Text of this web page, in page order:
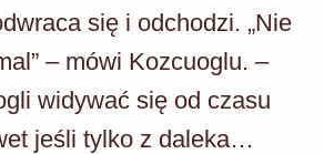
się i odchodzi. „Nie
– mówi Kozcuoglu. –
widywać się od czasu
jeśli tylko z daleka…